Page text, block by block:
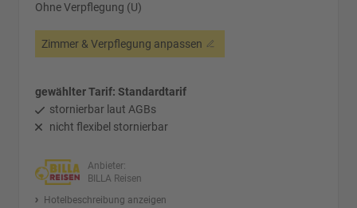
Ohne Verpflegung (U)
Zimmer & Verpflegung anpassen
gewählter Tarif: Standardtarif
stornierbar laut AGBs
nicht flexibel stornierbar
Anbieter:
BILLA Reisen
Hotelbeschreibung anzeigen